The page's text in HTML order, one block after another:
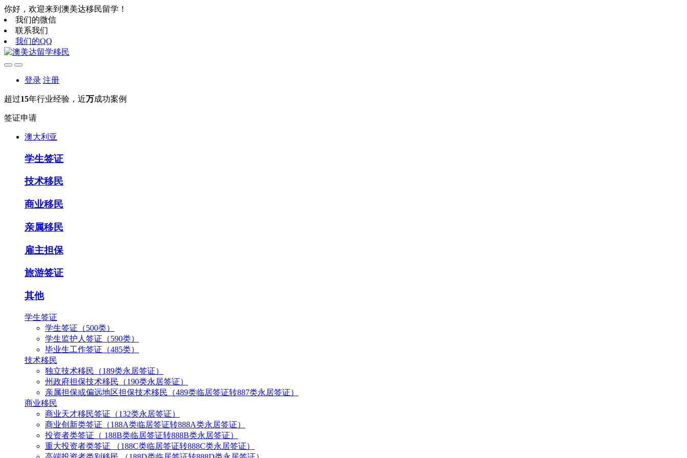
你好，欢迎来到澳美达移民留学！
我们的微信
联系我们
我们的QQ
登录 注册
超过15年行业经验，近万成功案例
签证申请
澳大利亚
学生签证
技术移民
商业移民
亲属移民
雇主担保
旅游签证
其他
学生签证
学生签证（500类）
学生监护人签证（590类）
毕业生工作签证（485类）
技术移民
独立技术移民（189类永居签证）
州政府担保技术移民（190类永居签证）
亲属担保或偏远地区担保技术移民（489类临居签证转887类永居签证）
商业移民
商业天才移民签证（132类永居签证）
商业创新类签证（188A类临居签证转888A类永居签证）
投资者类签证（ 188B类临居签证转888B类永居签证）
重大投资者类签证 （188C类临居签证转888C类永居签证）